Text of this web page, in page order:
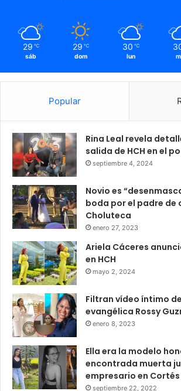
29 ℃
sáb
29 ℃
dom
30 ℃
lun
Popular
Rina Leal revela
salida de HCH en el
septiembre 4, 2024
Novio es
boda por el padre de
Choluteca
enero 27, 2023
Ariela Cáceres
en HCH
mayo 2, 2024
Filtran vídeo íntimo
evangélica Rossy
enero 8, 2023
Ella era la modelo
encontrada muerta
empresario en Cortés
septiembre 22, 2022